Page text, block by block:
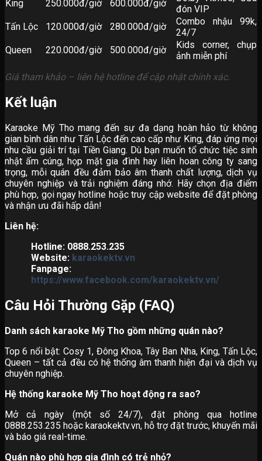
King 250.000đ/giờ 600.000đ/giờ
đón VIP
Tấn Lộc
120.000đ/giờ 280.000đ/giờ
Combo nhậu 99k,
24/7
Queen
220.000đ/giờ 500.000đ/giờ
Kids corner, chụp
ảnh miễn phí
Giá tham khảo – liên hệ hotline để cập nhật chính xác.
Kết luận
Karaoke Mỹ Tho mang đến sự đa dạng hoàn hảo từ không
gian bình dân như Tấn Lộc đến cao cấp như King, đáp ứng mọi
nhu cầu giải trí tại Tiền Giang. Dù bạn muốn tổ chức tiệc sinh
nhật ấm cúng, họp mặt gia đình hay liên hoan công ty sang
trọng, mỗi quán đều đảm bảo âm thanh chất lượng, dịch vụ
chuyên nghiệp và trải nghiệm đáng nhớ. Hãy chọn địa điểm
phù hợp, gọi ngay hotline hoặc truy cập website để đặt phòng
và nhận ưu đãi hấp dẫn!
Liên hệ:
Hotline: 0888.253.235
Website: karaokektv.vn
Fanpage:
https://www.facebook.com/karaokektv.vn/
Câu Hỏi Thường Gặp (FAQ)
Danh sách karaoke Mỹ Tho gồm những quán nào?
Top 6 nổi bật: Cosy 1, Đông Khoa, Tây Ban Nha, King, Tấn Lộc,
Queen – tất cả đều có hệ thống âm thanh hiện đại và dịch vụ
chuyên nghiệp.
Hệ thống karaoke Mỹ Tho hoạt động ra sao?
Mở cả ngày (một số 24/7), đặt phòng qua hotline
0888.253.235 hoặc karaokektv.vn, hỗ trợ đặt trước, khuyến mãi
và báo giá real-time.
Quán nào phù hợp gia đình có trẻ nhỏ?